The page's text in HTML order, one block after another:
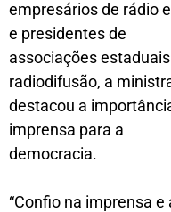
empresários de rádio
e presidentes de
associações
radiodifusão, a
destacou a
imprensa para a
democracia.
“Confio na imprensa e